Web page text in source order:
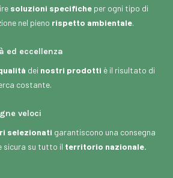
soluzioni specifiche per ogni tipo di
nel pieno rispetto ambientale.
ed eccellenza
dei nostri prodotti è il risultato di
costante.
veloci
selezionati garantiscono una consegna
sicura su tutto il territorio nazionale.